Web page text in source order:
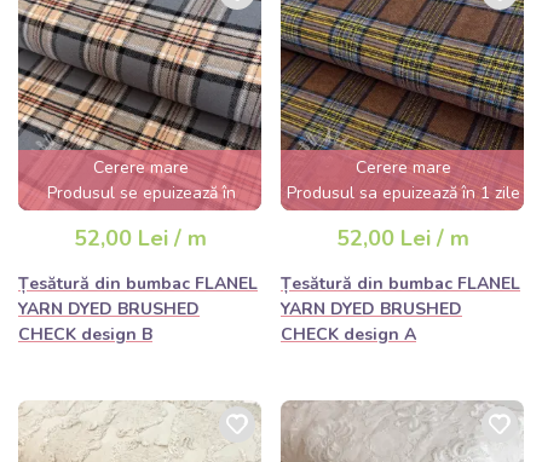
Cerere mare
Produsul se epuizează în
câteva ore
52,00 Lei / m
Țesătură din bumbac FLANEL
YARN DYED BRUSHED
CHECK design B
Cerere mare
Produsul sa epuizează în 1 zile
52,00 Lei / m
Țesătură din bumbac FLANEL
YARN DYED BRUSHED
CHECK design A